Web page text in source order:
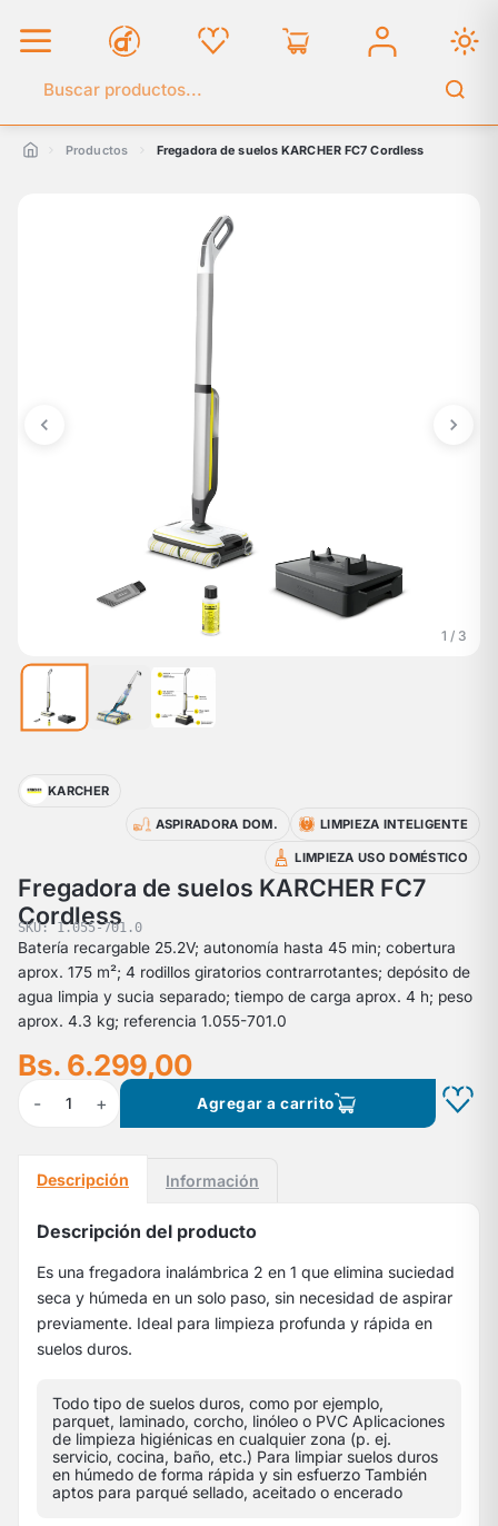
Buscar en el catálogo
Productos Fregadora de suelos KARCHER FC7 Cordless
1 / 3
KARCHER
ASPIRADORA DOM. LIMPIEZA INTELIGENTE
LIMPIEZA USO DOMÉSTICO
Fregadora de suelos KARCHER FC7
Cordless
SKU: 1.055-701.0
Batería recargable 25.2V; autonomía hasta 45 min; cobertura
aprox. 175 m²; 4 rodillos giratorios contrarrotantes; depósito de
agua limpia y sucia separado; tiempo de carga aprox. 4 h; peso
aprox. 4.3 kg; referencia 1.055-701.0
Bs. 6.299,00
- 1 + Agregar a carrito
Descripción Información
Descripción del producto
Es una fregadora inalámbrica 2 en 1 que elimina suciedad
seca y húmeda en un solo paso, sin necesidad de aspirar
previamente. Ideal para limpieza profunda y rápida en
suelos duros.
Todo tipo de suelos duros, como por ejemplo,
parquet, laminado, corcho, linóleo o PVC Aplicaciones
de limpieza higiénicas en cualquier zona (p. ej.
servicio, cocina, baño, etc.) Para limpiar suelos duros
en húmedo de forma rápida y sin esfuerzo También
aptos para parqué sellado, aceitado o encerado